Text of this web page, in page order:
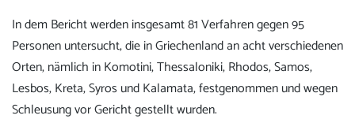
In dem Bericht werden insgesamt 81 Verfahren gegen 95
Personen untersucht, die in Griechenland an acht verschiedenen
Orten, nämlich in Komotini, Thessaloniki, Rhodos, Samos,
Lesbos, Kreta, Syros und Kalamata, festgenommen und wegen
Schleusung vor Gericht gestellt wurden.